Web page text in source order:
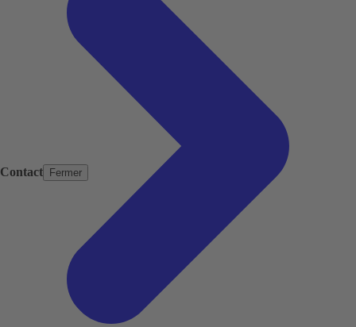
Contact Fermer